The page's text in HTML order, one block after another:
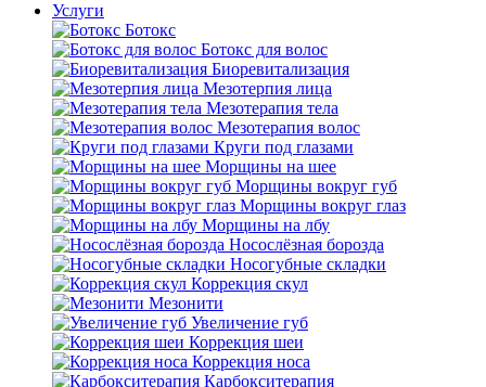
Услуги
Ботокс
Ботокс для волос
Биоревитализация
Мезотерпия лица
Мезотерапия тела
Мезотерапия волос
Круги под глазами
Морщины на шее
Морщины вокруг губ
Морщины вокруг глаз
Морщины на лбу
Носослёзная борозда
Носогубные складки
Коррекция скул
Мезонити
Увеличение губ
Коррекция шеи
Коррекция носа
Карбокситерапия